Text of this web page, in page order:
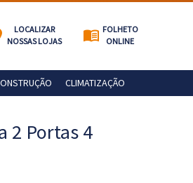
LOCALIZAR
NOSSAS LOJAS
menu_book FOLHETO
ONLINE
CLIMATIZAÇÃO
2 Portas 4